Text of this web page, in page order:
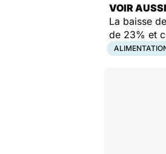
VOIR
La baisse
de 23% et